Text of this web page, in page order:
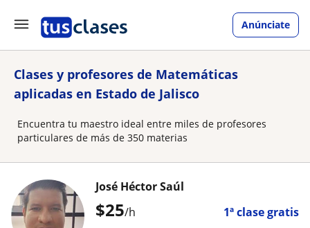
Anúnciate
Clases y profesores de Matemáticas
aplicadas en Estado de Jalisco
Encuentra tu maestro ideal entre miles de profesores
particulares de más de 350 materias
$25/h 1ª clase gratis
José Héctor Saúl